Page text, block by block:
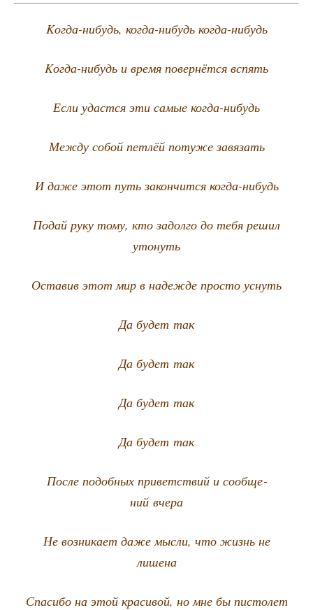
Kогда-нибудь, когда-нибудь когда-нибудь
Kогда-нибудь и вре­мя повер­нёт­ся вспять
Если удаст­ся эти самые когда-нибудь
Меж­ду собой пет­лёй поту­же завязать
И даже этот путь закон­чит­ся когда-нибудь
Подай руку тому, кто задол­го до тебя решил
утонуть
Оста­вив этот мир в надеж­де про­сто уснуть
Да будет так
Да будет так
Да будет так
Да будет так
После подоб­ных при­вет­ствий и сооб­ще­
ний вчера
Не воз­ни­ка­ет даже мыс­ли, что жизнь не
лишена
Спа­си­бо на этой кра­си­вой, но мне бы пистолет